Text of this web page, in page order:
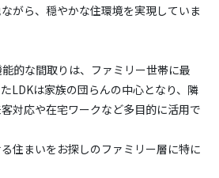
がら、穏やかな住環境を実現していま
的な間取りは、ファミリー世帯に最
LDKは家族の団らんの中心となり、隣
対応や在宅ワークなど多目的に活用で
住まいをお探しのファミリー層に特に